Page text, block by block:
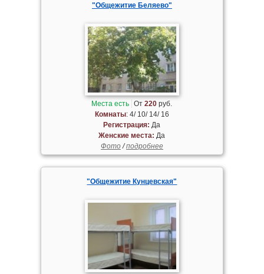
"Общежитие Беляево"
Места есть От220 руб.
Комнаты: 4/ 10/ 14/ 16
Регистрация: Да
Женские места: Да
Фото/подробнее
"Общежитие Кунцевская"